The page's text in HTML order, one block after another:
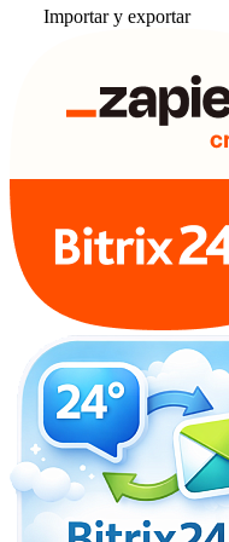
Importar y exportar